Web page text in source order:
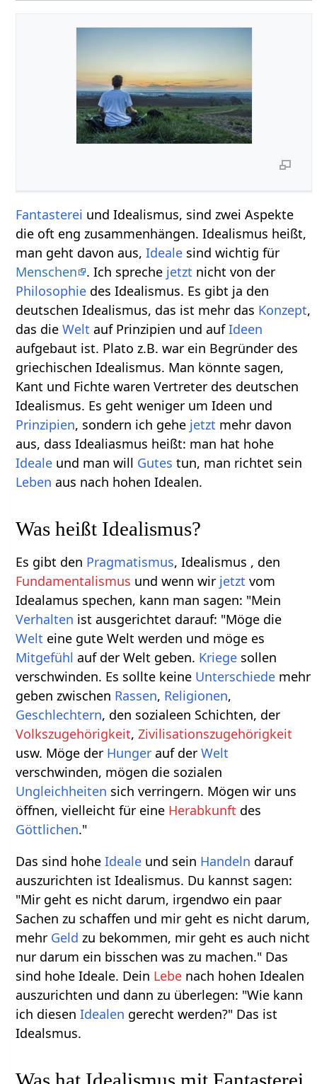
Fantasterei und Idealismus, sind zwei Aspekte
die oft eng zusammenhängen. Idealismus heißt,
man geht davon aus,Ideale sind wichtig für
Menschen
. Ich spreche jetzt nicht von der
Philosophie des Idealismus. Es gibt ja den
deutschen Idealismus, das ist mehr das Konzept,
das dieWelt auf Prinzipien und aufIdeen
aufgebaut ist. Plato z.B. war ein Begründer des
griechischen Idealismus. Man könnte sagen,
Kant und Fichte waren Vertreter des deutschen
Idealismus. Es geht weniger um Ideen und
Prinzipien, sondern ich gehe jetzt mehr davon
aus, dass Idealiasmus heißt: man hat hohe
Ideale und man will Gutes tun, man richtet sein
Leben aus nach hohen Idealen.
Was heißt Idealismus?
Es gibt den Pragmatismus, Idealismus , den
Fundamentalismus und wenn wir jetzt vom
Idealamus spechen, kann man sagen: "Mein
Verhalten ist ausgerichtet darauf: "Möge die
Welt eine gute Welt werden und möge es
Mitgefühl auf der Welt geben. Kriege sollen
verschwinden. Es sollte keine Unterschiede mehr
geben zwischen Rassen, Religionen,
Geschlechtern, den sozialeen Schichten, der
Volkszugehörigkeit,Zivilisationszugehörigkeit
usw. Möge der Hunger auf derWelt
verschwinden, mögen die sozialen
Ungleichheiten sich verringern. Mögen wir uns
öffnen, vielleicht für eine Herabkunft des
Göttlichen."
Das sind hoheIdeale und sein Handeln darauf
auszurichten ist Idealismus. Du kannst sagen:
"Mir geht es nicht darum, irgendwo ein paar
Sachen zu schaffen und mir geht es nicht darum,
mehr Geld zu bekommen, mir geht es auch nicht
nur darum ein bisschen was zu machen." Das
sind hohe Ideale. Dein Lebe nach hohen Idealen
auszurichten und dann zu überlegen: "Wie kann
ich diesenIdealen gerecht werden?" Das ist
Idealsmus.